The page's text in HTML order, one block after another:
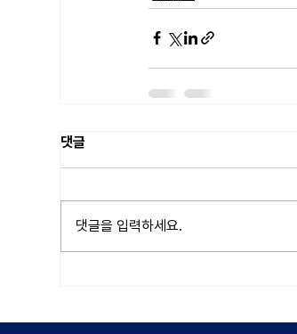
댓글
댓글을 입력하세요.